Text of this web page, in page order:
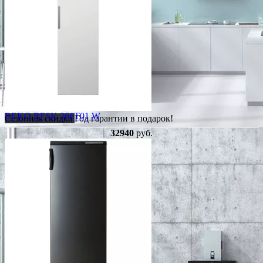
Сезонная скидкаГод гарантии в подарок!
BEKO RFSK 266T01 W
32940руб.